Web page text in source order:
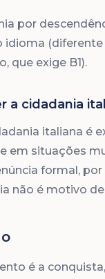
por
idioma
que exige B1).
a cidadania
italiana é
em situações
formal, por
não é motivo
é a